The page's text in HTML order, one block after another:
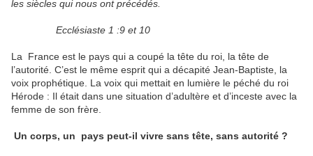
les siècles qui nous ont précédés.
Ecclésiaste 1 :9 et 10
La France est le pays qui a coupé la tête du roi, la tête de
l’autorité. C’est le même esprit qui a décapité Jean-Baptiste, la
voix prophétique. La voix qui mettait en lumière le péché du roi
Hérode : Il était dans une situation d’adultère et d’inceste avec la
femme de son frère.
Un corps, un pays peut-il vivre sans tête, sans autorité ?